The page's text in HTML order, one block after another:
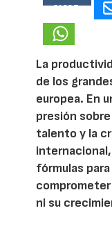
21687
La
de los
europea. En
presión
talento y la
fórmulas
ni su